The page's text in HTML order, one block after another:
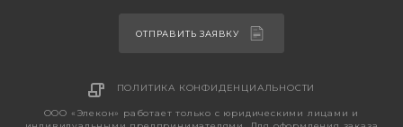
ОТПРАВИТЬ ЗАЯВКУ
ПОЛИТИКА КОНФИДЕНЦИАЛЬНОСТИ
ООО «Элекон» работает только с юридическими лицами и